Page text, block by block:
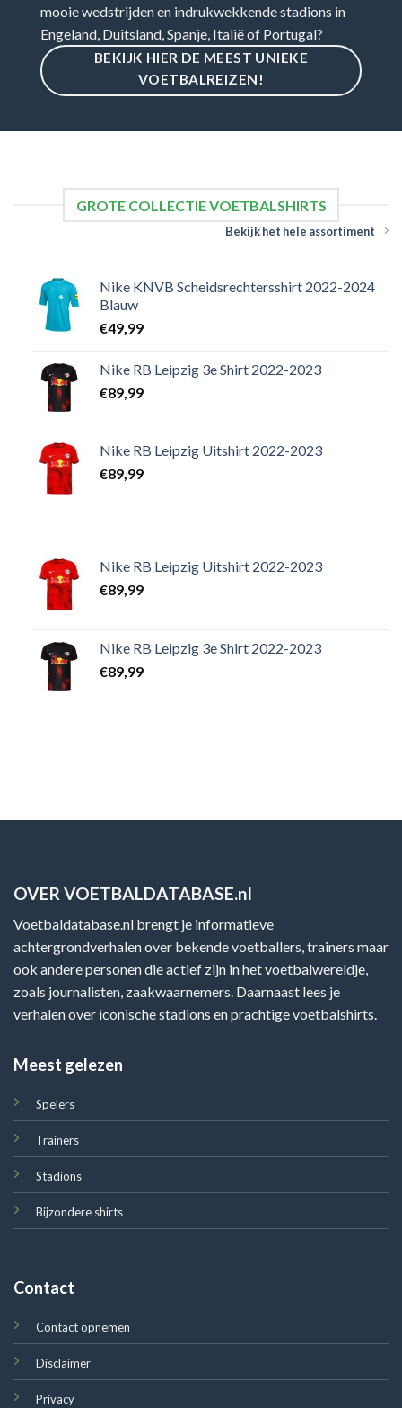
mooie wedstrijden en indrukwekkende stadions in
Engeland, Duitsland, Spanje, Italië of Portugal?
BEKIJK HIER DE MEEST UNIEKE
VOETBALREIZEN!
GROTE COLLECTIE VOETBALSHIRTS
Bekijk het hele assortiment
Nike KNVB Scheidsrechtersshirt 2022-2024
Blauw
€49,99
Nike RB Leipzig 3e Shirt 2022-2023
€89,99
Nike RB Leipzig Uitshirt 2022-2023
€89,99
Nike RB Leipzig Uitshirt 2022-2023
€89,99
Nike RB Leipzig 3e Shirt 2022-2023
€89,99
OVER VOETBALDATABASE.nl
Voetbaldatabase.nl brengt je informatieve
achtergrondverhalen over bekende voetballers, trainers maar
ook andere personen die actief zijn in het voetbalwereldje,
zoals journalisten, zaakwaarnemers. Daarnaast lees je
verhalen over iconische stadions en prachtige voetbalshirts.
Meest gelezen
Spelers
Trainers
Stadions
Bijzondere shirts
Contact
Contact opnemen
Disclaimer
Privacy